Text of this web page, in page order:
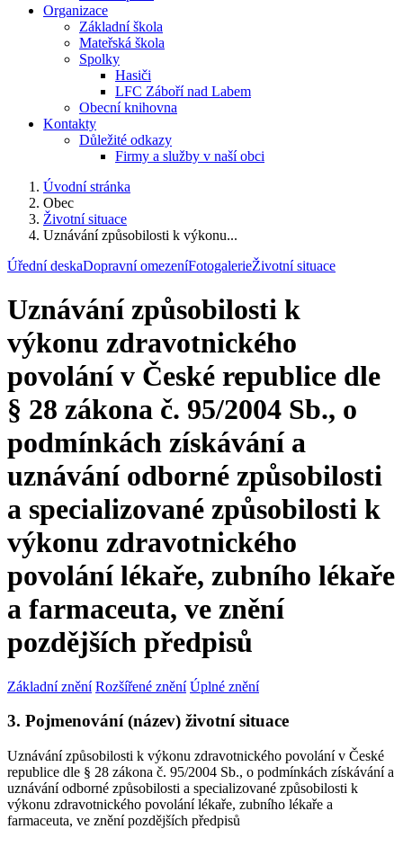
Organizace
Základní škola
Mateřská škola
Spolky
Hasiči
LFC Záboří nad Labem
Obecní knihovna
Kontakty
Důležité odkazy
Firmy a služby v naší obci
Úvodní stránka
Obec
Životní situace
Uznávání způsobilosti k výkonu...
Úřední deskaDopravní omezeníFotogalerieŽivotní situace
Uznávání způsobilosti k
výkonu zdravotnického
povolání v České republice dle
§ 28 zákona č. 95/2004 Sb., o
podmínkách získávání a
uznávání odborné způsobilosti
a specializované způsobilosti k
výkonu zdravotnického
povolání lékaře, zubního lékaře
a farmaceuta, ve znění
pozdějších předpisů
Základní znění Rozšířené znění Úplné znění
3. Pojmenování (název) životní situace
Uznávání způsobilosti k výkonu zdravotnického povolání v České
republice dle § 28 zákona č. 95/2004 Sb., o podmínkách získávání a
uznávání odborné způsobilosti a specializované způsobilosti k
výkonu zdravotnického povolání lékaře, zubního lékaře a
farmaceuta, ve znění pozdějších předpisů